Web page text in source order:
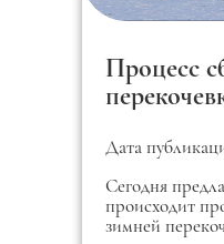
Процесс
Дата
Сегодня
происходит
зимней